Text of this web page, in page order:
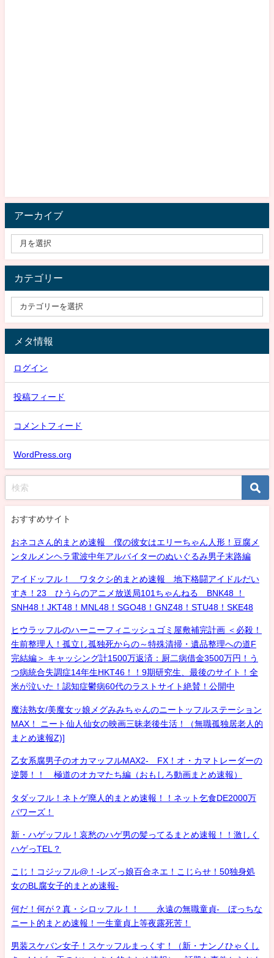
アーカイブ
カテゴリー
メタ情報
ログイン
投稿フィード
コメントフィード
WordPress.org
おすすめサイト
おネコさん的まとめ速報 僕の彼女はエリーちゃん人形！豆腐メ
ンタルメンヘラ電波中年アルバイターのぬいぐるみ男子末路編
アイドッフル！ ワタクシ的まとめ速報 地下格闘アイドルだい
すき！23 ひうらのアニメ放送局101ちゃんねる BNK48 ！
SNH48！JKT48！MNL48！SGO48！GNZ48！STU48！SKE48
ヒウラッフルのハーニーフィニッシュゴミ屋敷補完計画 ＜必殺！
生前整理人！孤立し孤独死からの～特殊清掃・遺品整理への道F
完結編＞ キャッシング計1500万返済：厨二病借金3500万円！う
つ病統合失調症14年生HKT46！！9期研究生、最後のサイト！全
米が泣いた！認知症鬱病60代のラストサイト絶賛！公開中
魔法熟女/美魔女ッ娘メグみみちゃんのニートッフルステーション
MAX！ ニート仙人仙女の映画三昧老後生活！（無職孤独居老人的
まとめ速報Z)]
乙女系腐男子のオカマッフルMAX2- FX！オ・カマトレーダーの
逆襲！！ 極道のオカマたち編（おもしろ動画まとめ速報）
タダッフル！ネトゲ廃人的まとめ速報！！ネット乞食DE2000万
パワーズ！
新・ハゲッフル！哀愁のハゲ男の髪ってるまとめ速報！！激しく
ハゲっTEL？
こじ！コジッフル@！-レズっ娘百合ネエ！こじらせ！50独身処
女のBL腐女子的まとめ速報-
何だ！何が？真・シロッフル！！ 永遠の無職童貞- ぼっちな
ニート的まとめ速報！一生童貞上等夜露死苦！
男装スケバン女子！スケッフルまっくす！（新・ナンノひゃくし